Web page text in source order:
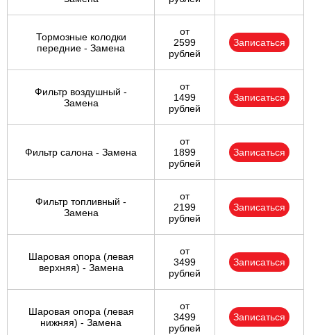
Тормозные колодки
передние - Замена
от
2599
рублей
Записаться
Фильтр воздушный -
Замена
от
1499
рублей
Записаться
Фильтр салона - Замена
от
1899
рублей
Записаться
Фильтр топливный -
Замена
от
2199
рублей
Записаться
Шаровая опора (левая
верхняя) - Замена
от
3499
рублей
Записаться
Шаровая опора (левая
нижняя) - Замена
от
3499
рублей
Записаться